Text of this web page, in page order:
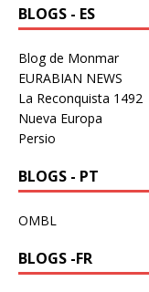
BLOGS - ES
Blog de Monmar
EURABIAN NEWS
La Reconquista 1492
Nueva Europa
Persio
BLOGS - PT
OMBL
BLOGS -FR